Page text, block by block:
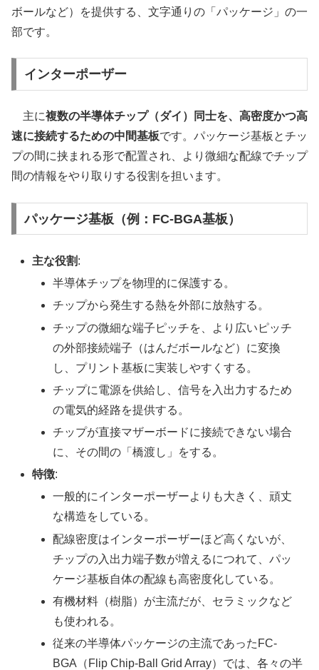
ボールなど）を提供する、文字通りの「パッケージ」の一
部です。
インターポーザー
主に複数の半導体チップ（ダイ）同士を、高密度かつ高
速に接続するための中間基板です。パッケージ基板とチッ
プの間に挟まれる形で配置され、より微細な配線でチップ
間の情報をやり取りする役割を担います。
パッケージ基板（例：FC-BGA基板）
主な役割:
半導体チップを物理的に保護する。
チップから発生する熱を外部に放熱する。
チップの微細な端子ピッチを、より広いピッチ
の外部接続端子（はんだボールなど）に変換
し、プリント基板に実装しやすくする。
チップに電源を供給し、信号を入出力するため
の電気的経路を提供する。
チップが直接マザーボードに接続できない場合
に、その間の「橋渡し」をする。
特徴:
一般的にインターポーザーよりも大きく、頑丈
な構造をしている。
配線密度はインターポーザーほど高くないが、
チップの入出力端子数が増えるにつれて、パッ
ケージ基板自体の配線も高密度化している。
有機材料（樹脂）が主流だが、セラミックなど
も使われる。
従来の半導体パッケージの主流であったFC-
BGA（Flip Chip-Ball Grid Array）では、各々の半